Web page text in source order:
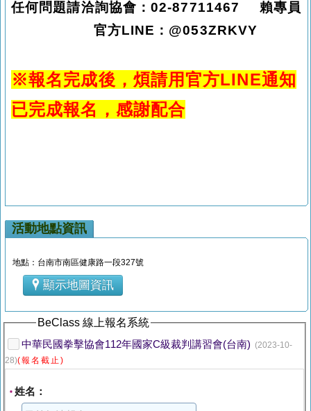
任何問題請洽詢協會：02-87711467 賴專員
官方LINE：@053ZRKVY
※報名完成後，煩請用官方LINE通知
已完成報名，感謝配合
活動地點資訊
地點：台南市南區健康路一段327號
顯示地圖資訊
BeClass 線上報名系統
中華民國拳擊協會112年國家C級裁判講習會(台南) (2023-10-
28)(報名截止)
* 姓名：